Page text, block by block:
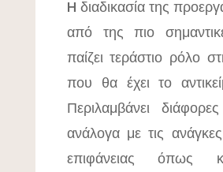
H διαδικασία της
από της πιο
παίζει τεράστιο ρόλο
που θα έχει το
Περιλαμβάνει
ανάλογα με τις
επιφάνειας όπως